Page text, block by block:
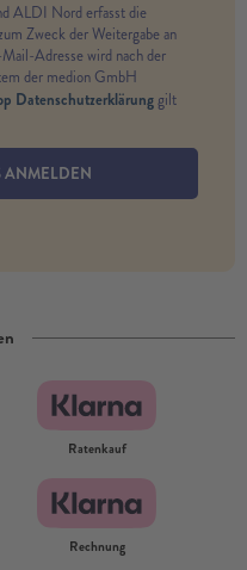
ALDI Nord erfasst die
Zweck der Weitergabe an
Adresse wird nach der
der medion GmbH
Datenschutzerklärunggilt
ANMELDEN
Ratenkauf
Rechnung